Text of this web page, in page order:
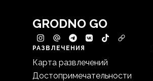
GRODNO GO
РАЗВЛЕЧЕНИЯ
Карта развлечений
Достопримечательности